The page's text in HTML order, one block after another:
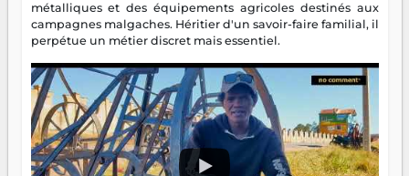
métalliques et des équipements agricoles destinés aux
campagnes malgaches. Héritier d'un savoir-faire familial, il
perpétue un métier discret mais essentiel.